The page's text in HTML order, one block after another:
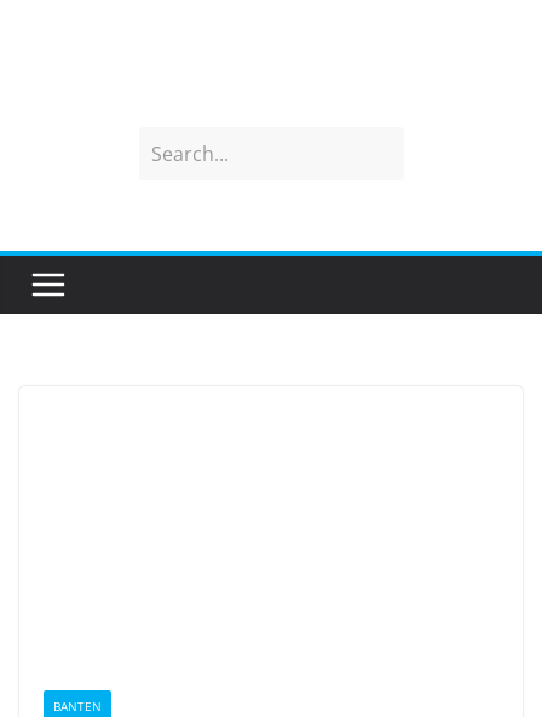
BANTEN